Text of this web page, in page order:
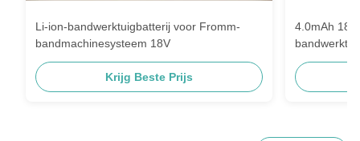
Li-ion-bandwerktuigbatterij voor Fromm-
bandmachinesysteem 18V
Krijg Beste Prijs
4.0mAh 18v